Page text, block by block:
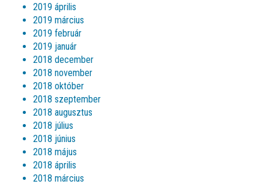
2019 április
2019 március
2019 február
2019 január
2018 december
2018 november
2018 október
2018 szeptember
2018 augusztus
2018 július
2018 június
2018 május
2018 április
2018 március